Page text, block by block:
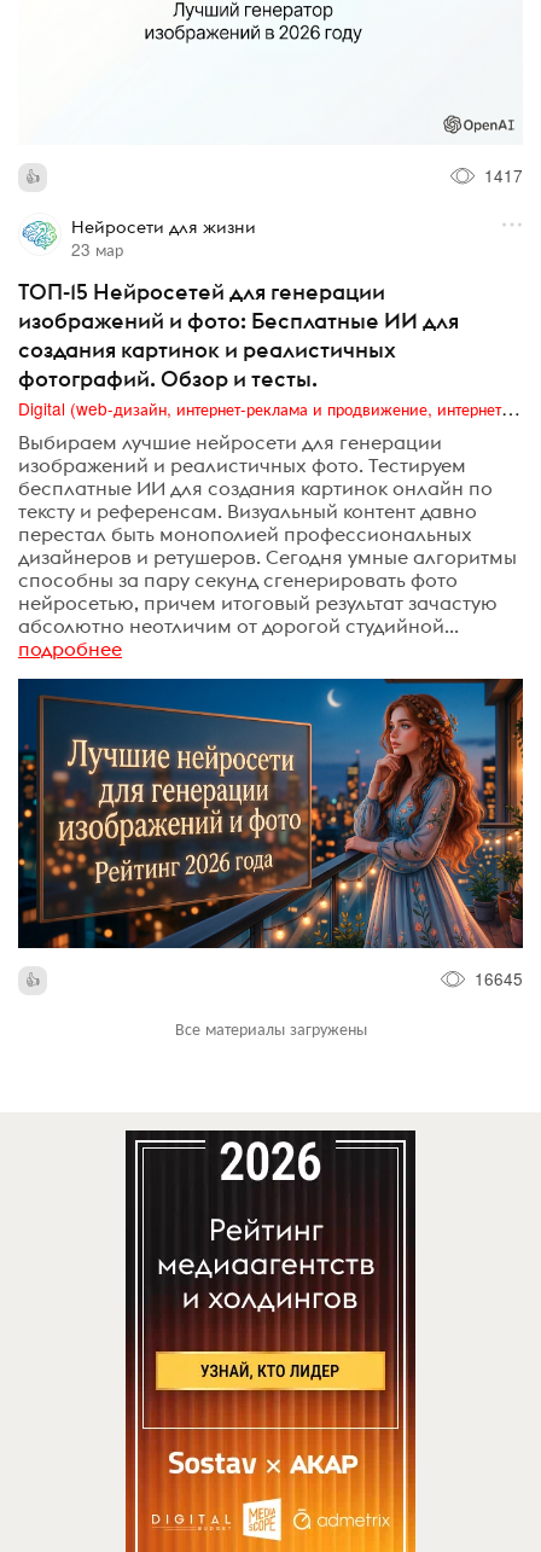
1417
Нейросети для жизни
23 мар
ТОП-15 Нейросетей для генерации
изображений и фото: Бесплатные ИИ для
создания картинок и реалистичных
фотографий. Обзор и тесты.
Digital (web-дизайн, интернет-реклама и продвижение, интернет-сообщества и блоги, интернет-коммуникации, мобильный маркетинг, реклама на цифровых экранах)
Выбираем лучшие нейросети для генерации
изображений и реалистичных фото. Тестируем
бесплатные ИИ для создания картинок онлайн по
тексту и референсам. Визуальный контент давно
перестал быть монополией профессиональных
дизайнеров и ретушеров. Сегодня умные алгоритмы
способны за пару секунд сгенерировать фото
нейросетью, причем итоговый результат зачастую
абсолютно неотличим от дорогой студийной...
подробнее
16645
Все материалы загружены